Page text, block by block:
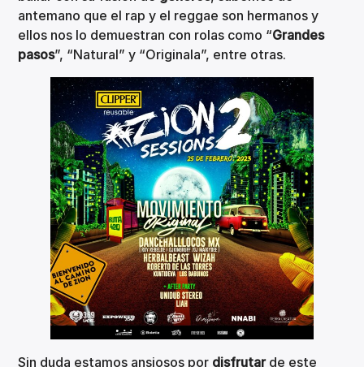
antemano que el rap y el reggae son hermanos y
ellos nos lo demuestran con rolas como “Grandes
pasos”, “Natural” y “Originala”, entre otras.
Sin duda estamos ansiosos por disfrutarde este